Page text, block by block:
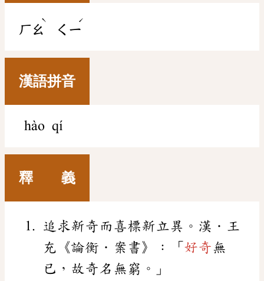
ㄏㄠ
ˋ
ㄑㄧ
ˊ
漢語拼音
hào qí
釋 義
追求新奇而喜標新立異。漢．王
充《論衡．案書》：「 好奇無
已，故奇名無窮。」